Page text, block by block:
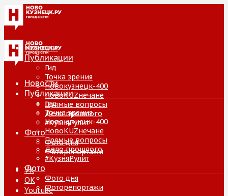
Новости
Публикации
Гид
Точка зрения
Новокузнецк-400
НовоKUZнечане
Прямые вопросы
Дело прошлого
#КузняРулит
Фото
Фото дня
Фоторепортажи
VK
ОК
Youtube
Новости
Публикации
Гид
Точка зрения
Новокузнецк-400
НовоKUZнечане
Прямые вопросы
Дело прошлого
#КузняРулит
Фото
Фото дня
Фоторепортажи